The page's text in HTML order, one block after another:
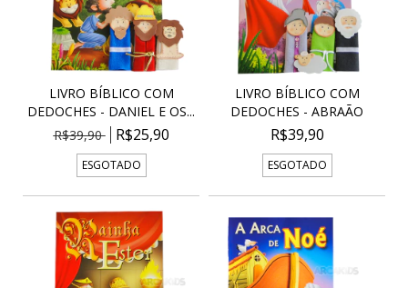
LIVRO BÍBLICO COM
DEDOCHES - DANIEL E OS...
R$39,90
R$25,90
ESGOTADO
LIVRO BÍBLICO COM
DEDOCHES - ABRAÃO
R$39,90
ESGOTADO